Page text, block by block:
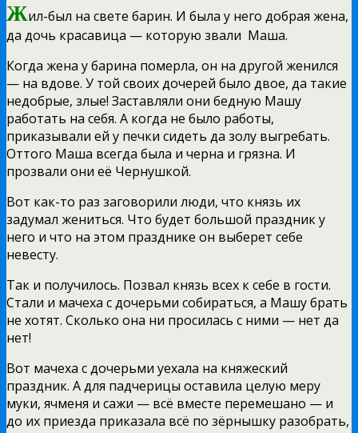
Жил-был на свете барин. И была у него добрая жена,
да дочь красавица — которую звали Маша.
Когда жена у барина померла, он на другой женился
— на вдове. У той своих дочерей было двое, да такие
недобрые, злые! Заставляли они бедную Машу
работать на себя. А когда не было работы,
приказывали ей у печки сидеть да золу выгребать.
Оттого Маша всегда была и черна и грязна. И
прозвали они её Чернушкой.
Вот как-то раз заговорили люди, что князь их
задумал жениться. Что будет большой праздник у
него и что на этом празднике он выберет себе
невесту.
Так и получилось. Позвал князь всех к себе в гости.
Стали и мачеха с дочерьми собираться, а Машу брать
не хотят. Сколько она ни просилась с ними — нет да
нет!
Вот мачеха с дочерьми уехала на княжеский
праздник. А для падчерицы оставила целую меру
муки, ячменя и сажи — всё вместе перемешано — и
до их приезда приказала всё по зёрнышку разобрать,